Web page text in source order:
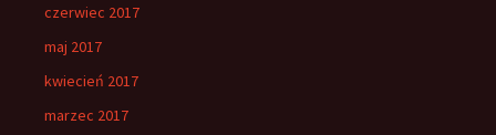
czerwiec 2017
maj 2017
kwiecień 2017
marzec 2017